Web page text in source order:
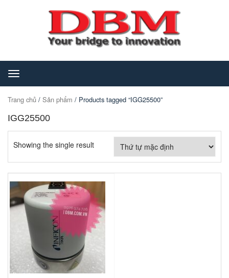
Toggle
navigation
Trang chủ / Sản phẩm / Products tagged “IGG25500”
IGG25500
Showing the single result